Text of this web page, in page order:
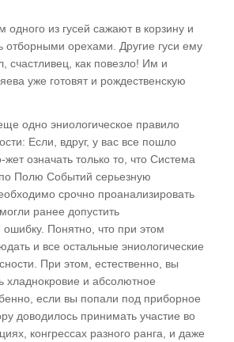
поток и его
Европейский и восточный
Энергоцентры и чакры.
тонкое", или Почему
модель
Америка обречена?
генералов накормил", или
попала в кабалу? Выстрел из
Откуда прилетел двуглавый
одного из гусей сажают в корзину и
отборными орехами. Другие гуси ему
счастливец, как повезло! Им и
уже готовят и рождественскую
одно эниологическое правило
Если, вдруг, у вас все пошло
означать только то, что Система
Полю Событий серьезную
срочно проанализировать
ранее допустить
Понятно, что при этом
и все остальные эниологические
При этом, естественно, вы
хладнокровие и абсолютное
если вы попали под приборное
доводилось принимать участие во
конгрессах разного ранга, и даже